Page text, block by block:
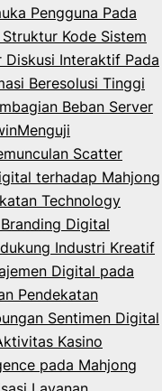
Pengguna Pada
Kode Sistem
Diskusi Interaktif Pada
Beresolusi Tinggi
Beban Server
Menguji
Scatter
terhadap Mahjong
Technology
Digital
Industri Kreatif
Digital pada
Pendekatan
Sentimen Digital
Kasino
pada Mahjong